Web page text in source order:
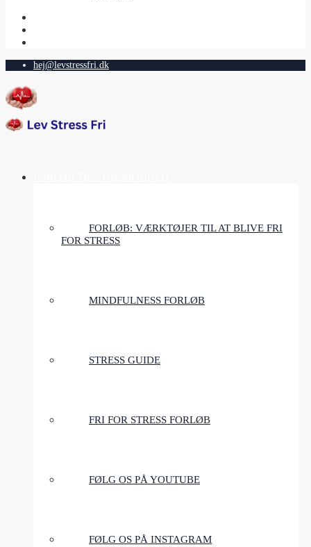
hej@levstressfri.dk
FORLØB: VÆRKTØJER TIL AT BLIVE FRI
FOR STRESS
MINDFULNESS FORLØB
STRESS GUIDE
FRI FOR STRESS FORLØB
FØLG OS PÅ YOUTUBE
FØLG OS PÅ INSTAGRAM